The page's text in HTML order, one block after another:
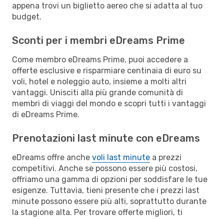
appena trovi un biglietto aereo che si adatta al tuo
budget.
Sconti per i membri eDreams Prime
Come membro eDreams Prime, puoi accedere a
offerte esclusive e risparmiare centinaia di euro su
voli, hotel e noleggio auto, insieme a molti altri
vantaggi. Unisciti alla più grande comunità di
membri di viaggi del mondo e scopri tutti i vantaggi
di eDreams Prime.
Prenotazioni last minute con eDreams
eDreams offre anche voli last minute a prezzi
competitivi. Anche se possono essere più costosi,
offriamo una gamma di opzioni per soddisfare le tue
esigenze. Tuttavia, tieni presente che i prezzi last
minute possono essere più alti, soprattutto durante
la stagione alta. Per trovare offerte migliori, ti